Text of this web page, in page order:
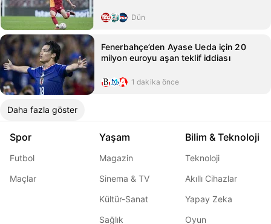
Dün
Fenerbahçe’den Ayase Ueda için 20
milyon euroyu aşan teklif iddiası
1 dakika önce
Daha fazla göster
Spor
Futbol
Maçlar
Yaşam
Magazin
Sinema & TV
Kültür-Sanat
Sağlık
Bilim & Teknoloji
Teknoloji
Akıllı Cihazlar
Yapay Zeka
Oyun